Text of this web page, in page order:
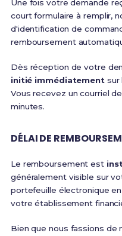
Une fois votre demande
court formulaire à remplir,
d'identification de
remboursement
Dès réception de votre
initié immédiatement sur
Vous recevez un courriel
minutes.
DÉLAI DE
Le remboursement est
généralement visible sur
portefeuille électronique
votre établissement
Bien que nous fassions de